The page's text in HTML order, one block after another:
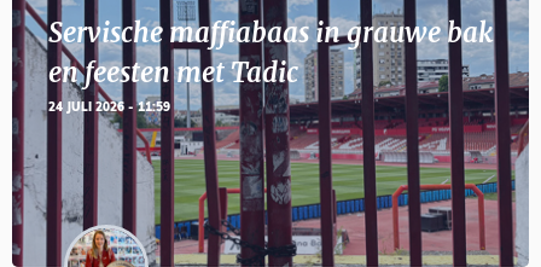
Servische maffiabaas in grauwe bak
en feesten met Tadic
24 JULI 2026 - 11:59